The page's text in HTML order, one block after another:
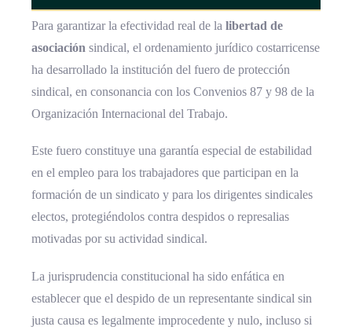
Para garantizar la efectividad real de la libertad de
asociación sindical, el ordenamiento jurídico costarricense
ha desarrollado la institución del fuero de protección
sindical, en consonancia con los Convenios 87 y 98 de la
Organización Internacional del Trabajo.
Este fuero constituye una garantía especial de estabilidad
en el empleo para los trabajadores que participan en la
formación de un sindicato y para los dirigentes sindicales
electos, protegiéndolos contra despidos o represalias
motivadas por su actividad sindical.
La jurisprudencia constitucional ha sido enfática en
establecer que el despido de un representante sindical sin
justa causa es legalmente improcedente y nulo, incluso si